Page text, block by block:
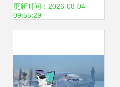
务打造便捷购车新
更新时间：2026-08-04
09:55:29